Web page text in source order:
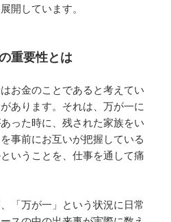
開しています。
重要性とは
お金のことであると考えてい
あります。それは、万が一に
った時に、残された家族をい
事前にお互いが把握している
いうことを、仕事を通して痛
「万が一」という状況に日常